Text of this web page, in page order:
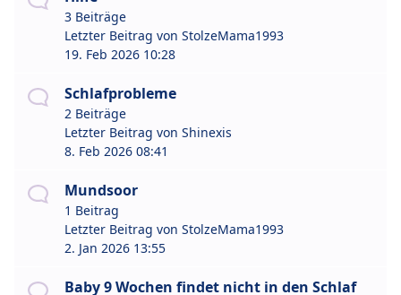
3 Beiträge
Letzter Beitrag von StolzeMama1993
19. Feb 2026 10:28
Schlafprobleme
2 Beiträge
Letzter Beitrag von Shinexis
8. Feb 2026 08:41
Mundsoor
1 Beitrag
Letzter Beitrag von StolzeMama1993
2. Jan 2026 13:55
Baby 9 Wochen findet nicht in den Schlaf